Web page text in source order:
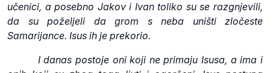
učenici, a posebno Jakov i Ivan toliko su se razgnjevili,
da su poželjeli da grom s neba uništi zločeste
Samarijance. Isus ih je prekorio.
I danas postoje oni koji ne primaju Isusa, a ima i